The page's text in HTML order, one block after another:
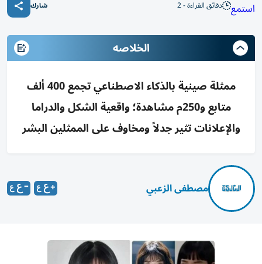
استمع دقائق القراءة - 2 شارك
الخلاصه
ممثلة صينية بالذكاء الاصطناعي تجمع 400 ألف
متابع و250م مشاهدة؛ واقعية الشكل والدراما
والإعلانات تثير جدلاً ومخاوف على الممثلين البشر
مصطفى الزعبي